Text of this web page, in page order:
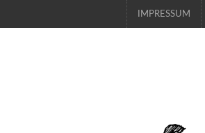
IMPRESSUM